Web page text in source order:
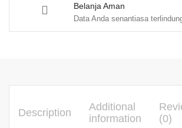
Belanja Aman
Data Anda senantiasa
Description
Additional
information
(0)